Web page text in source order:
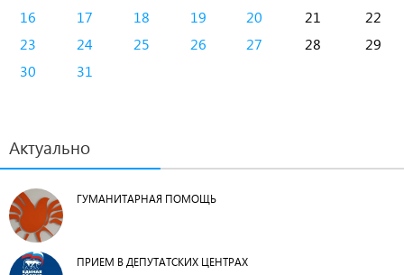
16
17 18 19 20 21
22
23
24 25 26 27 28
29
30
31
Актуально
ГУМАНИТАРНАЯ ПОМОЩЬ
ПРИЕМ В ДЕПУТАТСКИХ ЦЕНТРАХ